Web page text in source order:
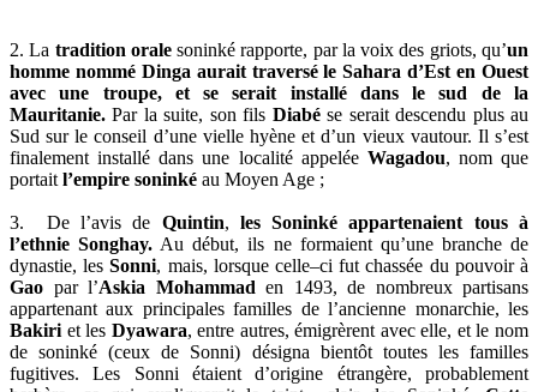
2. La tradition oralesoninké rapporte, par la voix des griots, qu’un
homme nommé Dinga aurait traversé le Sahara d’Est en Ouest
avec une troupe, et se serait installé dans le sud de la
Mauritanie. Par la suite, son fils Diabése serait descendu plus au
Sud sur le conseil d’une vielle hyène et d’un vieux vautour. Il s’est
finalement installé dans une localité appelée Wagadou, nom que
portait l’empire soninké au Moyen Age ;
3. De l’avis de Quintin, les Soninké appartenaient tous à
l’ethnie Songhay. Au début, ils ne formaient qu’une branche de
dynastie, lesSonni, mais, lorsque celle–ci fut chassée du pouvoir à
Gao par l’Askia Mohammad en 1493, de nombreux partisans
appartenant aux principales familles de l’ancienne monarchie, les
Bakiri et les Dyawara, entre autres, émigrèrent avec elle, et le nom
de soninké (ceux de Sonni) désigna bientôt toutes les familles
fugitives. Les Sonni étaient d’origine étrangère, probablement